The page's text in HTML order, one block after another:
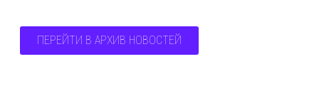
ПЕРЕЙТИ В АРХИВ НОВОСТЕЙ